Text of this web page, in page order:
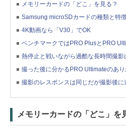
メモリーカードの「どこ」を見る？
Samsung microSDカードの種類と特
4K動画なら「V30」でOK
ベンチマークではPRO PlusとPRO
熱停止と戦いながら過酷な長時間撮影
撮った後に分かるPRO Ultimateのあり
撮影のレスポンスは同じだが撮影後に
メモリーカードの「どこ」を